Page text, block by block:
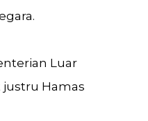
Luar
Hamas